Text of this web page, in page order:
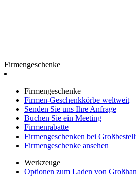
Firmengeschenke
Firmengeschenke
Firmen-Geschenkkörbe weltweit
Senden Sie uns Ihre Anfrage
Buchen Sie ein Meeting
Firmenrabatte
Firmengeschenken bei
Firmengeschenke ansehen
Werkzeuge
Optionen zum Laden von